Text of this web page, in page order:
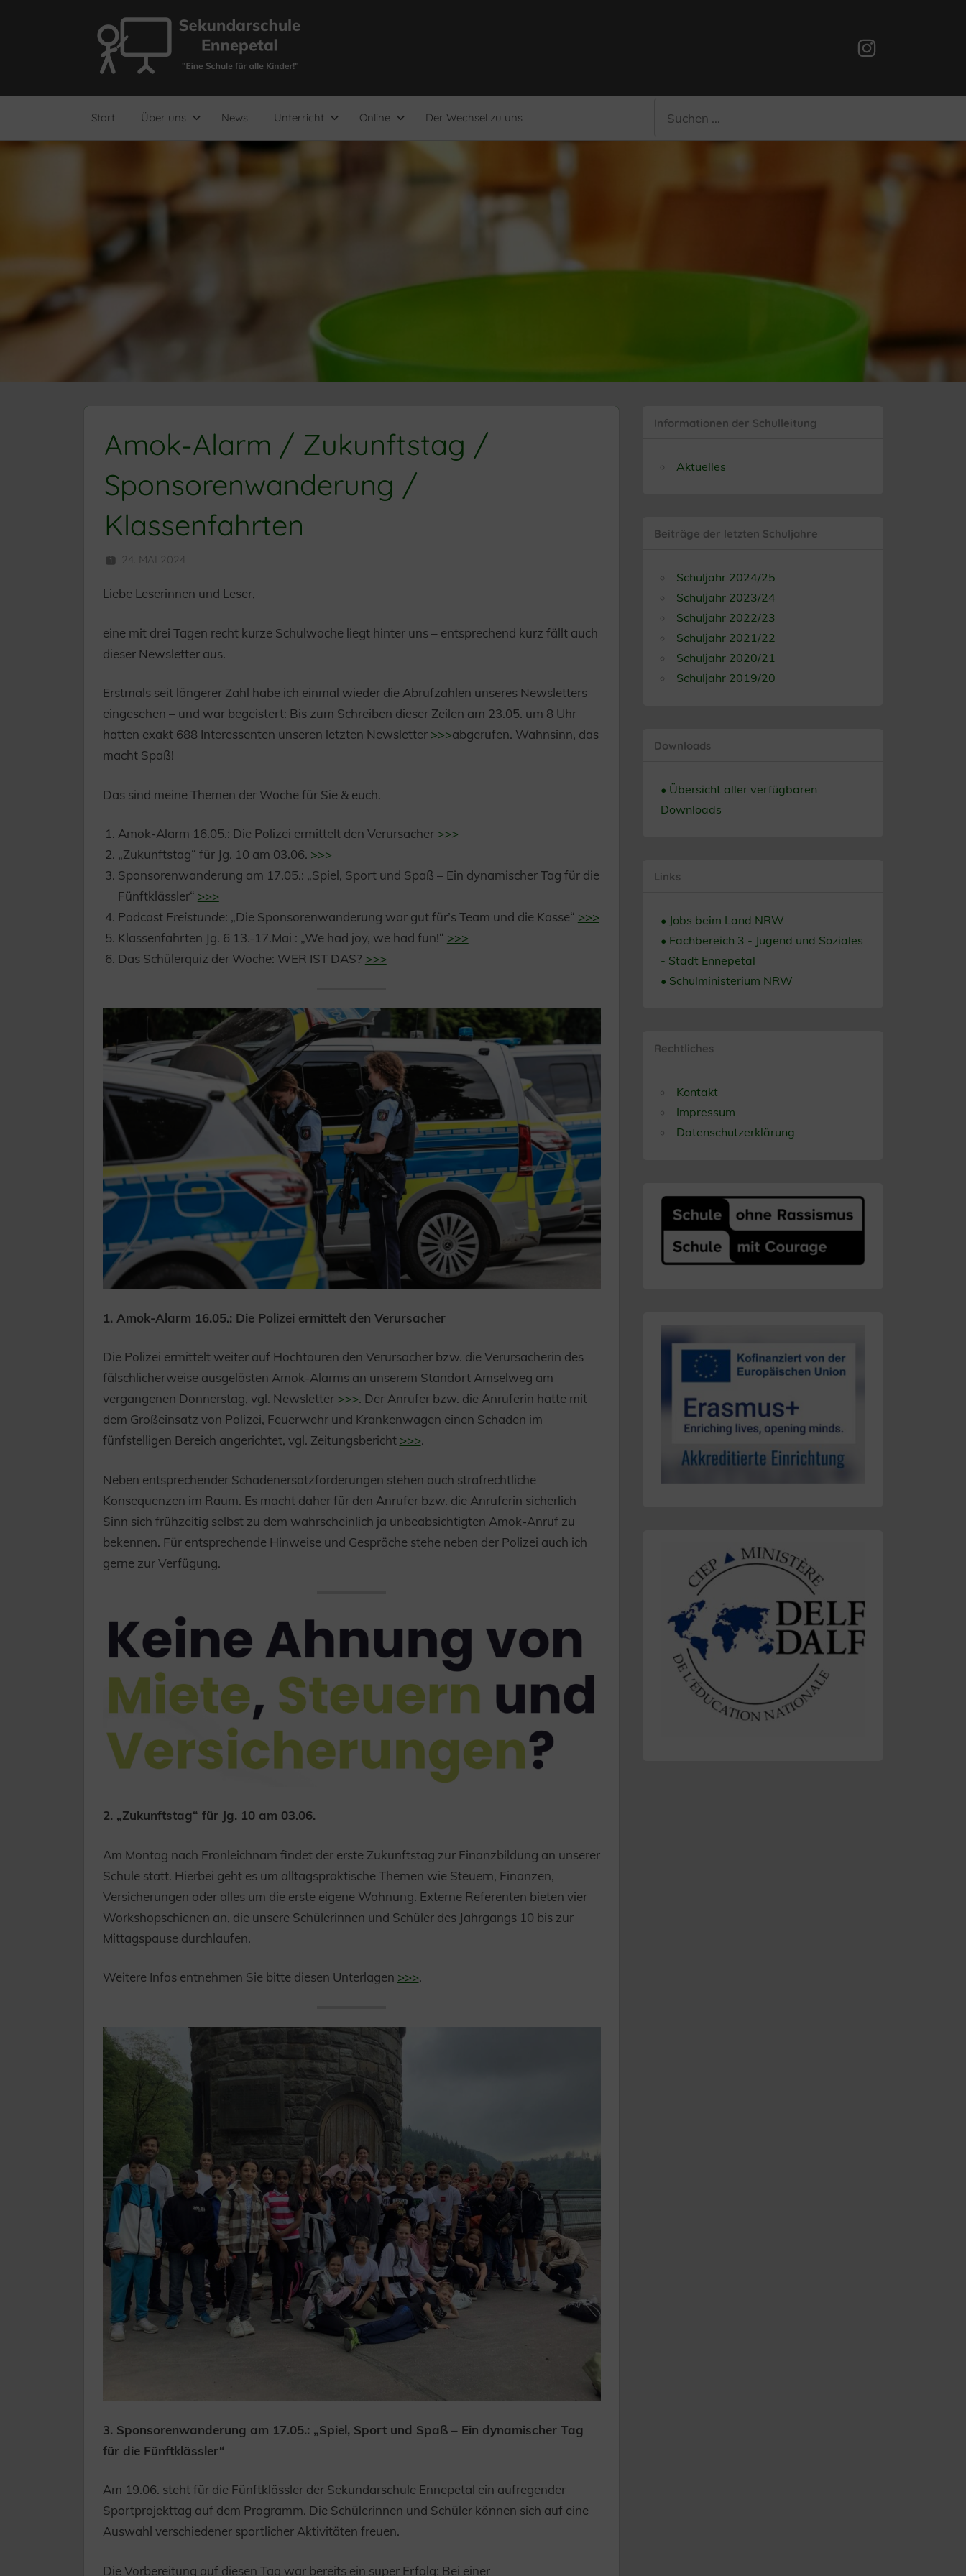
Sekundarschule
Ennepetal
"Eine
Schule
Kinder!"
Instagram
Start Über uns News Unterricht Online Der Wechsel zu uns
Amok-Alarm / Zukunftstag /
Sponsorenwanderung /
Klassenfahrten
24. MAI 2024
Liebe Leserinnen und Leser,
eine mit drei Tagen recht kurze Schulwoche liegt hinter uns – entsprechend kurz fällt auch
dieser Newsletter aus.
Erstmals seit längerer Zahl habe ich einmal wieder die Abrufzahlen unseres Newsletters
eingesehen – und war begeistert: Bis zum Schreiben dieser Zeilen am 23.05. um 8 Uhr
hatten exakt 688 Interessenten unseren letzten Newsletter >>>abgerufen. Wahnsinn, das
macht Spaß!
Das sind meine Themen der Woche für Sie & euch.
Amok-Alarm 16.05.: Die Polizei ermittelt den Verursacher >>>
„Zukunftstag“ für Jg. 10 am 03.06. >>>
Sponsorenwanderung am 17.05.: „Spiel, Sport und Spaß – Ein dynamischer Tag für die
Fünftklässler“ >>>
Podcast Freistunde: „Die Sponsorenwanderung war gut für’s Team und die Kasse“ >>>
Klassenfahrten Jg. 6 13.-17.Mai : „We had joy, we had fun!“ >>>
Das Schülerquiz der Woche: WER IST DAS? >>>
1. Amok-Alarm 16.05.: Die Polizei ermittelt den Verursacher
Die Polizei ermittelt weiter auf Hochtouren den Verursacher bzw. die Verursacherin des
fälschlicherweise ausgelösten Amok-Alarms an unserem Standort Amselweg am
vergangenen Donnerstag, vgl. Newsletter >>>. Der Anrufer bzw. die Anruferin hatte mit
dem Großeinsatz von Polizei, Feuerwehr und Krankenwagen einen Schaden im
fünfstelligen Bereich angerichtet, vgl. Zeitungsbericht >>>.
Neben entsprechender Schadenersatzforderungen stehen auch strafrechtliche
Konsequenzen im Raum. Es macht daher für den Anrufer bzw. die Anruferin sicherlich
Sinn sich frühzeitig selbst zu dem wahrscheinlich ja unbeabsichtigten Amok-Anruf zu
bekennen. Für entsprechende Hinweise und Gespräche stehe neben der Polizei auch ich
gerne zur Verfügung.
2. „Zukunftstag“ für Jg. 10 am 03.06.
Am Montag nach Fronleichnam findet der erste Zukunftstag zur Finanzbildung an unserer
Schule statt. Hierbei geht es um alltagspraktische Themen wie Steuern, Finanzen,
Versicherungen oder alles um die erste eigene Wohnung. Externe Referenten bieten vier
Workshopschienen an, die unsere Schülerinnen und Schüler des Jahrgangs 10 bis zur
Mittagspause durchlaufen.
Weitere Infos entnehmen Sie bitte diesen Unterlagen >>>.
3. Sponsorenwanderung am 17.05.: „Spiel, Sport und Spaß – Ein dynamischer Tag
für die Fünftklässler“
Am 19.06. steht für die Fünftklässler der Sekundarschule Ennepetal ein aufregender
Sportprojekttag auf dem Programm. Die Schülerinnen und Schüler können sich auf eine
Auswahl verschiedener sportlicher Aktivitäten freuen.
Die Vorbereitung auf diesen Tag war bereits ein super Erfolg: Bei einer
Informationen der Schulleitung
Aktuelles
Beiträge der letzten Schuljahre
Schuljahr 2024/25
Schuljahr 2023/24
Schuljahr 2022/23
Schuljahr 2021/22
Schuljahr 2020/21
Schuljahr 2019/20
Downloads
• Übersicht aller verfügbaren
Downloads
Links
• Jobs beim Land NRW
• Fachbereich 3 - Jugend und Soziales
- Stadt Ennepetal
• Schulministerium NRW
Rechtliches
Kontakt
Impressum
Datenschutzerklärung